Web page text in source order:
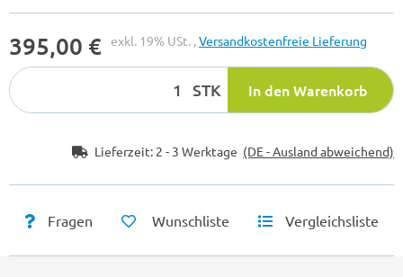
395,00 € exkl. 19% USt. ,Versandkostenfreie Lieferung
STK In den Warenkorb
Lieferzeit: 2 - 3 Werktage (DE - Ausland abweichend)
Fragen Wunschliste Vergleichsliste